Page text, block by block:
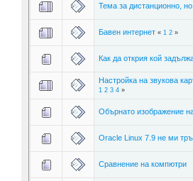
Тема за дистанционно,
Бавен интернет « 1 2»
Как да открия кой
Настройка на звукова
1 2 3 4»
Обърнато изображение
Oracle Linux 7.9 не ми
Сравнение на компютри